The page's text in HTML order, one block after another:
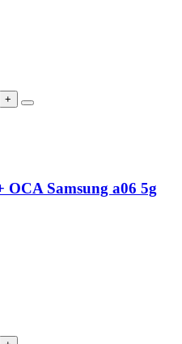
+
OCA Samsung a06 5g